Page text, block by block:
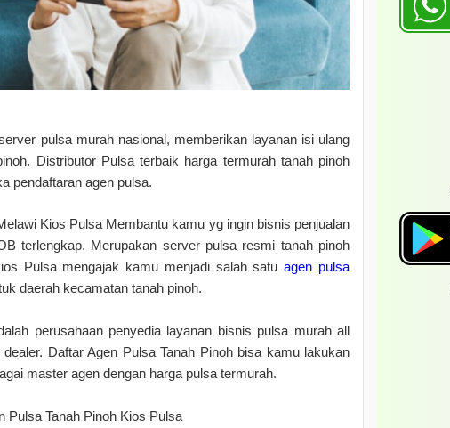
pulsa murah nasional, memberikan layanan isi ulang
Distributor Pulsa terbaik harga termurah tanah pinoh
pendaftaran agen pulsa.
Kios Pulsa Membantu kamu yg ingin bisnis penjualan
terlengkap. Merupakan server pulsa resmi tanah pinoh
Pulsa mengajak kamu menjadi salah satuagen pulsa
daerah kecamatan tanah pinoh.
perusahaan penyedia layanan bisnis pulsa murah all
Daftar Agen Pulsa Tanah Pinoh bisa kamu lakukan
master agen dengan harga pulsa termurah.
Pulsa Tanah Pinoh Kios Pulsa